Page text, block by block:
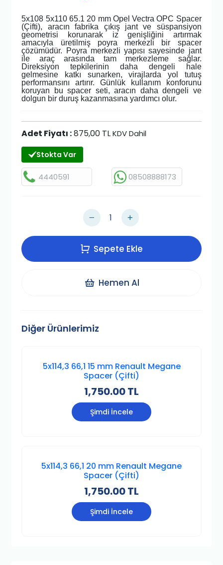
5x108 5x110 65.1 20 mm Opel Vectra OPC Spacer
(Çifti), aracın fabrika çıkış jant ve süspansiyon
geometrisi korunarak iz genişliğini artırmak
amacıyla üretilmiş poyra merkezli bir spacer
çözümüdür. Poyra merkezli yapısı sayesinde jant
ile araç arasında tam merkezleme sağlar.
Direksiyon tepkilerinin daha dengeli hale
gelmesine katkı sunarken, virajlarda yol tutuş
performansını artırır. Günlük kullanım konforunu
koruyan bu spacer seti, aracın daha dengeli ve
dolgun bir duruş kazanmasına yardımcı olur.
Adet Fiyatı :875,00 TLKDV Dahil
Stokta Var
4440591 08508888173
Sepete Ekle
Hemen Al
Diğer Ürünlerimiz
5x114,3 66,1 15 mm Renault Megane
Spacer (Çifti)
1,750.00 TL
Şimdi İncele
5x114,3 66,1 20 mm Renault Megane
Spacer (Çifti)
1,750.00 TL
Şimdi İncele